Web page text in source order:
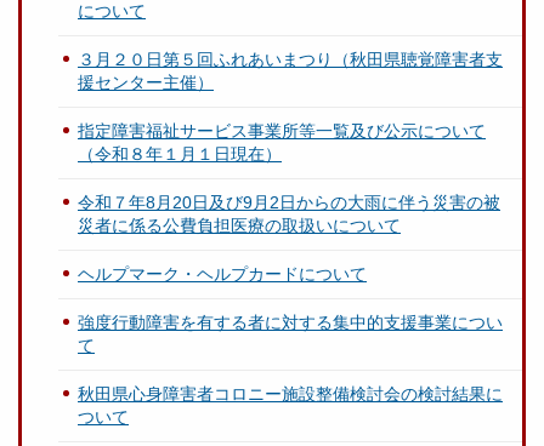
について
３月２０日第５回ふれあいまつり（秋田県聴覚障害者支
援センター主催）
指定障害福祉サービス事業所等一覧及び公示について
（令和８年１月１日現在）
令和７年8月20日及び9月2日からの大雨に伴う災害の被
災者に係る公費負担医療の取扱いについて
ヘルプマーク・ヘルプカードについて
強度行動障害を有する者に対する集中的支援事業につい
て
秋田県心身障害者コロニー施設整備検討会の検討結果に
ついて